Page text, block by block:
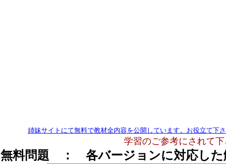
姉妹サイトにて無料で教材全内容を公開しています。お役立て下さ
学習のご参考にされて
無料問題 ： 各バージョンに対応した